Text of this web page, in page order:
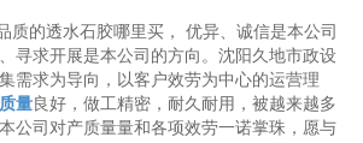
质的透水石胶哪里买， 优异、诚信是本公司
寻求开展是本公司的方向。沈阳久地市政设
需求为导向，以客户效劳为中心的运营理
量良好，做工精密，耐久耐用，被越来越多
公司对产质量量和各项效劳一诺掌珠，愿与